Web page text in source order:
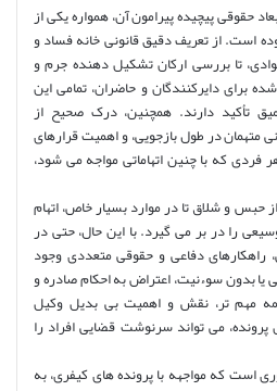
حقوقی پیچیده پیرامون آن، همواره یکی از
است. از تعریف دقیق قانونی خانه فساد و
تا بررسی ارکان تشکیل دهنده جرم و
برای دایرکنندگان و حاضران، تمامی این
تأکید دارند. همچنین، درک صحیح از
متهمان در طول بازجویی، و اهمیت قرارهای
فردی که با چنین اتهاماتی مواجه می شود،
حبس و شلاق تا در موارد بسیار خاص، اتهام
را در بر می گیرد. با این حال، حتی در
راهکارهای دفاعی و حقوقی متعددی وجود
یا بدون سوءنیت، اعتراض به احکام صادره و
مهم تر، نقش و اهمیت بی بدیل وکیل
می تواند سرنوشت قضایی افراد را
است که مواجهه با پرونده های کیفری، به